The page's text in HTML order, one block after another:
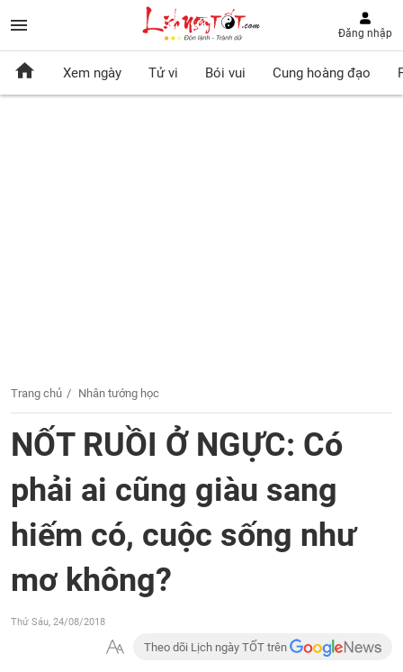
Đăng nhập
Xem ngày Tử vi Bói vui Cung hoàng đạo
Trang chủ Nhân tướng học
NỐT RUỒI Ở NGỰC: Có
phải ai cũng giàu sang
hiếm có, cuộc sống như
mơ không?
Thứ Sáu, 24/08/2018
Theo dõi Lịch ngày TỐT trên